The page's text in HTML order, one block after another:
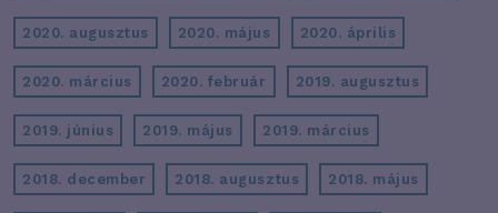
2020. augusztus 2020. május 2020. április
2020. március 2020. február 2019. augusztus
2019. június 2019. május 2019. március
2018. december 2018. augusztus 2018. május